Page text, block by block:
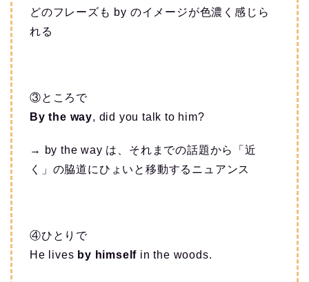
どのフレーズも by のイメージが色濃く感じら
れる
③ところで
By the way, did you talk to him?
→ by the way は、それまでの話題から「近
く」の脇道にひょいと移動するニュアンス
④ひとりで
He lives by himself in the woods.